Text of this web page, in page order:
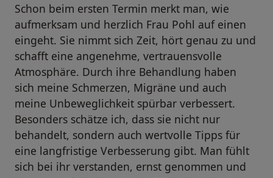
Schon beim ersten Termin merkt man, wie
aufmerksam und herzlich Frau Pohl auf einen
eingeht. Sie nimmt sich Zeit, hört genau zu und
schafft eine angenehme, vertrauensvolle
Atmosphäre. Durch ihre Behandlung haben
sich meine Schmerzen, Migräne und auch
meine Unbeweglichkeit spürbar verbessert.
Besonders schätze ich, dass sie nicht nur
behandelt, sondern auch wertvolle Tipps für
eine langfristige Verbesserung gibt. Man fühlt
sich bei ihr verstanden, ernst genommen und